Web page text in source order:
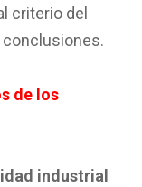
criterio del
conclusiones.
de los
industrial